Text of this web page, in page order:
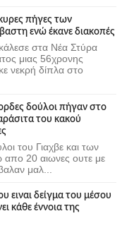
πήγες των
ενώ έκανε διακοπές
στα Νέα Στύρα
μιας 56χρονης
νεκρή δίπλα στο
δούλοι πήγαν στο
του κακού
του Γιαχβε και των
20 αιωνες ουτε με
μαλ...
ειναι δείγμα του μέσου
κάθε έννοια της